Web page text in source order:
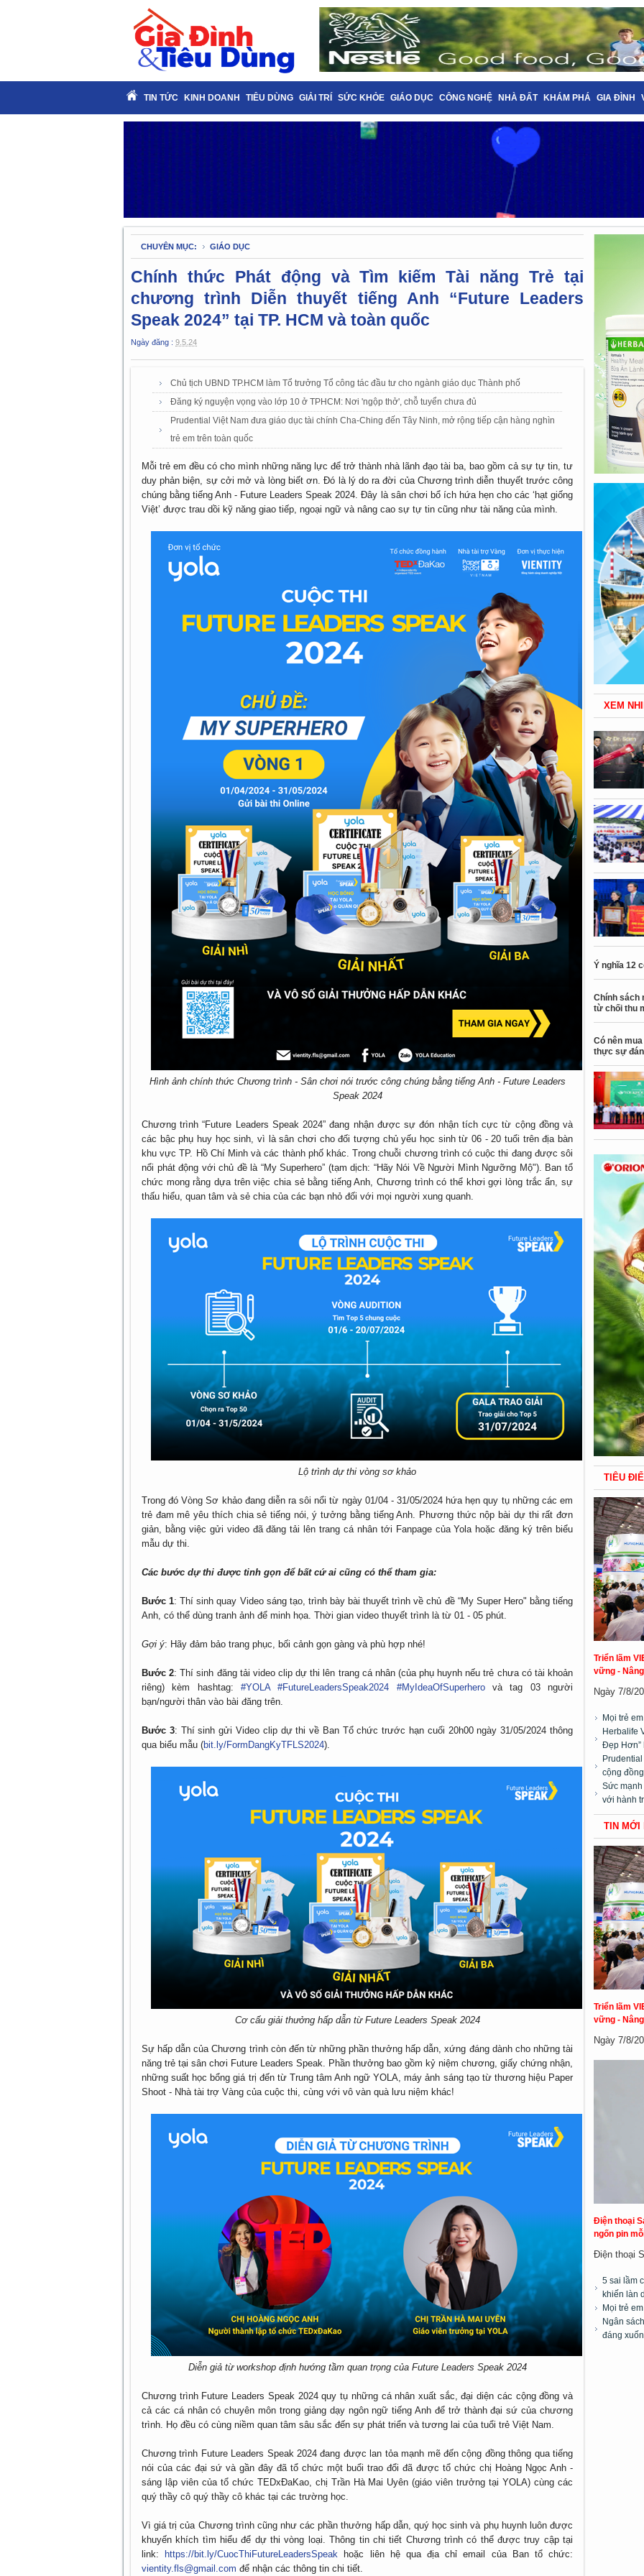
TIN TỨC KINH DOANH TIÊU DÙNG GIẢI TRÍ SỨC KHỎE GIÁO DỤC CÔNG NGHỆ NHÀ ĐẤT KHÁM PHÁ GIA ĐÌNH
CHUYÊN MỤC: GIÁO DỤC
Chính thức Phát động và Tìm kiếm Tài năng Trẻ tại
chương trình Diễn thuyết tiếng Anh “Future Leaders
Speak 2024” tại TP. HCM và toàn quốc
Ngày đăng : 9.5.24
Chủ tịch UBND TP.HCM làm Tổ trưởng Tổ công tác đầu tư cho ngành giáo dục Thành phố
Đăng ký nguyện vọng vào lớp 10 ở TPHCM: Nơi 'ngộp thở', chỗ tuyển chưa đủ
Prudential Việt Nam đưa giáo dục tài chính Cha-Ching đến Tây Ninh, mở rộng tiếp cận hàng nghìn
trẻ em trên toàn quốc
Mỗi trẻ em đều có cho mình những năng lực để trở thành nhà lãnh đạo tài ba, bao gồm cả sự tự tin, tư
duy phản biện, sự cởi mở và lòng biết ơn. Đó là lý do ra đời của Chương trình diễn thuyết trước công
chúng bằng tiếng Anh - Future Leaders Speak 2024. Đây là sân chơi bổ ích hứa hẹn cho các ‘hạt giống
Việt’ được trau dồi kỹ năng giao tiếp, ngoại ngữ và nâng cao sự tự tin cũng như tài năng của mình.
Hình ảnh chính thức Chương trình - Sân chơi nói trước công chúng bằng tiếng Anh - Future Leaders
Speak 2024
Chương trình “Future Leaders Speak 2024” đang nhận được sự đón nhận tích cực từ cộng đồng và
các bậc phụ huy học sinh, vì là sân chơi cho đối tượng chủ yếu học sinh từ 06 - 20 tuổi trên địa bàn
khu vực TP. Hồ Chí Minh và các thành phố khác. Trong chuỗi chương trình có cuộc thi đang được sôi
nổi phát động với chủ đề là “My Superhero” (tạm dịch: “Hãy Nói Về Người Mình Ngưỡng Mộ"). Ban tổ
chức mong rằng dựa trên việc chia sẻ bằng tiếng Anh, Chương trình có thể khơi gợi lòng trắc ẩn, sự
thấu hiểu, quan tâm và sẻ chia của các bạn nhỏ đối với mọi người xung quanh.
Lộ trình dự thi vòng sơ khảo
Trong đó Vòng Sơ khảo đang diễn ra sôi nổi từ ngày 01/04 - 31/05/2024 hứa hẹn quy tụ những các em
trẻ đam mê yêu thích chia sẻ tiếng nói, ý tưởng bằng tiếng Anh. Phương thức nộp bài dự thi rất đơn
giản, bằng việc gửi video đã đăng tải lên trang cá nhân tới Fanpage của Yola hoặc đăng ký trên biểu
mẫu dự thi.
Các bước dự thi được tinh gọn để bất cứ ai cũng có thể tham gia:
Bước 1: Thí sinh quay Video sáng tạo, trình bày bài thuyết trình về chủ đề “My Super Hero" bằng tiếng
Anh, có thể dùng tranh ảnh để minh họa. Thời gian video thuyết trình là từ 01 - 05 phút.
Gợi ý: Hãy đảm bảo trang phục, bối cảnh gọn gàng và phù hợp nhé!
Bước 2: Thí sinh đăng tải video clip dự thi lên trang cá nhân (của phụ huynh nếu trẻ chưa có tài khoản
riêng) kèm hashtag:
#YOLA #FutureLeadersSpeak2024 #MyIdeaOfSuperherovà tag 03 người
bạn/người thân vào bài đăng trên.
Bước 3: Thí sinh gửi Video clip dự thi về Ban Tổ chức trước hạn cuối 20h00 ngày 31/05/2024 thông
qua biểu mẫu (bit.ly/FormDangKyTFLS2024).
Cơ cấu giải thưởng hấp dẫn từ Future Leaders Speak 2024
Sự hấp dẫn của Chương trình còn đến từ những phần thưởng hấp dẫn, xứng đáng dành cho những tài
năng trẻ tại sân chơi Future Leaders Speak. Phần thưởng bao gồm kỷ niệm chương, giấy chứng nhận,
những suất học bổng giá trị đến từ Trung tâm Anh ngữ YOLA, máy ảnh sáng tạo từ thương hiệu Paper
Shoot - Nhà tài trợ Vàng của cuộc thi, cùng với vô vàn quà lưu niệm khác!
Diễn giả từ workshop định hướng tầm quan trọng của Future Leaders Speak 2024
Chương trình Future Leaders Speak 2024 quy tụ những cá nhân xuất sắc, đại diện các cộng đồng và
cả các cá nhân có chuyên môn trong giảng dạy ngôn ngữ tiếng Anh để trở thành đại sứ của chương
trình. Họ đều có cùng niềm quan tâm sâu sắc đến sự phát triển và tương lai của tuổi trẻ Việt Nam.
Chương trình Future Leaders Speak 2024 đang được lan tỏa mạnh mẽ đến cộng đồng thông qua tiếng
nói của các đại sứ và gần đây đã tổ chức một buổi trao đổi đã được tổ chức chị Hoàng Ngọc Anh -
sáng lập viên của tổ chức TEDxĐaKao, chị Trần Hà Mai Uyên (giáo viên trưởng tại YOLA) cùng các
quý thầy cô quý thầy cô khác tại các trường học.
Vì giá trị của Chương trình cũng như các phần thưởng hấp dẫn, quý học sinh và phụ huynh luôn được
khuyến khích tìm hiểu để dự thi vòng loại. Thông tin chi tiết Chương trình có thể được truy cập tại
link:
https://bit.ly/CuocThiFutureLeadersSpeak hoặc liên hệ qua địa chỉ email của Ban tổ chức:
vientity.fls@gmail.com để nhận các thông tin chi tiết.
XEM
Ý nghĩa 12
Chính sách
từ chối thu
Có nên
thực sự
TIÊU
Triển lãm
vững -
Ngày 7/8/
Mọi trẻ
Herbalife
Đẹp Hơn”
cộng
Sức
với hành
TIN MỚI
Triển lãm
vững -
Ngày 7/8/
Điện thoại
ngốn pin
Điện thoại
5 sai lầm
khiến làn
Mọi trẻ
Ngân
đáng